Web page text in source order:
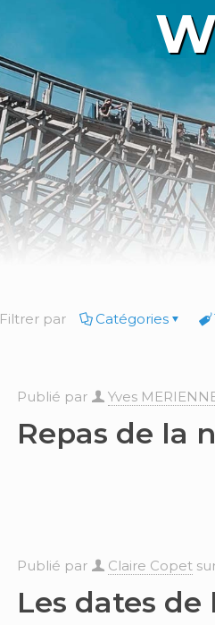
Filtrer par Catégories
Publié par Yves
Repas de la
Publié par Claire Copet
Les dates de